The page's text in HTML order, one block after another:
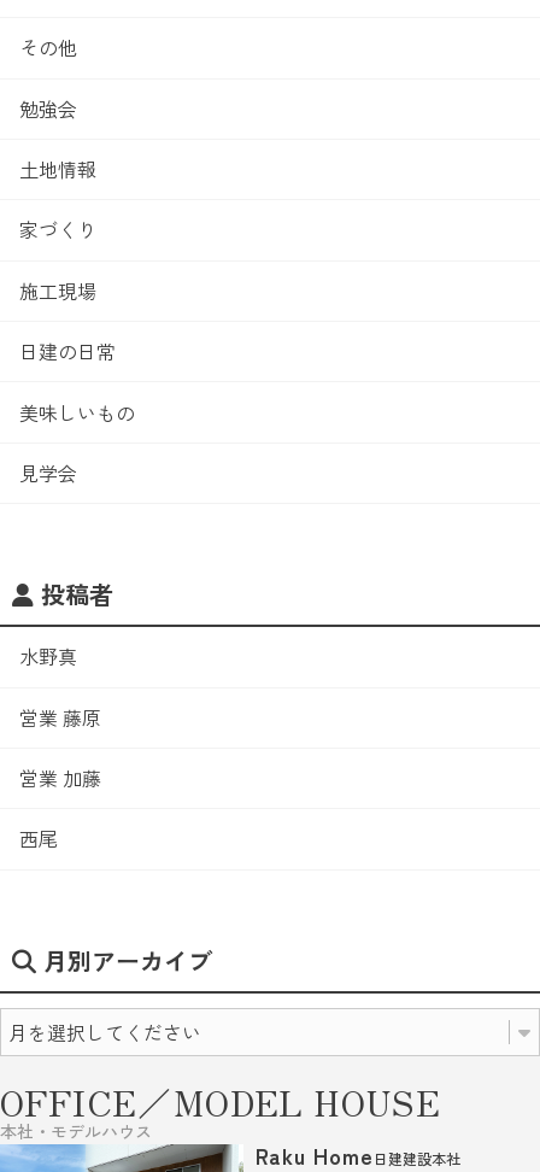
その他
勉強会
土地情報
家づくり
施工現場
日建の日常
美味しいもの
見学会
投稿者
水野真
営業 藤原
営業 加藤
西尾
月別アーカイブ
OFFICE／MODEL HOUSE
本社・モデルハウス
Raku Home 日建建設本社